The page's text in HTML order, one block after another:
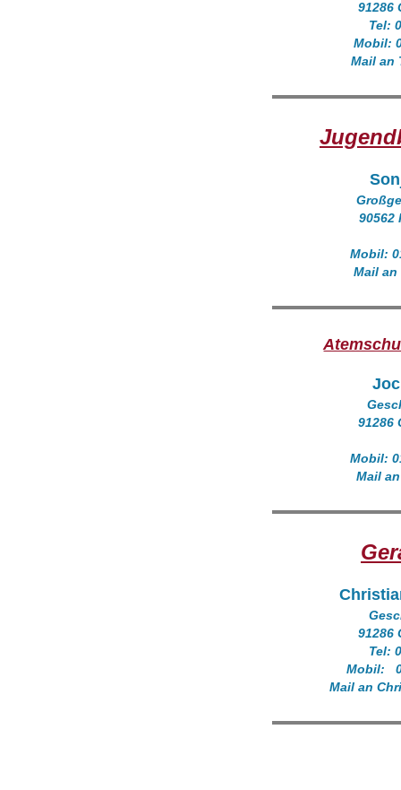
91286
Tel:
Mobil:
Mail an
90562
Mobil:
Mail an
91286
Mobil:
Mail
91286
Tel:
Mobil:
Mail an